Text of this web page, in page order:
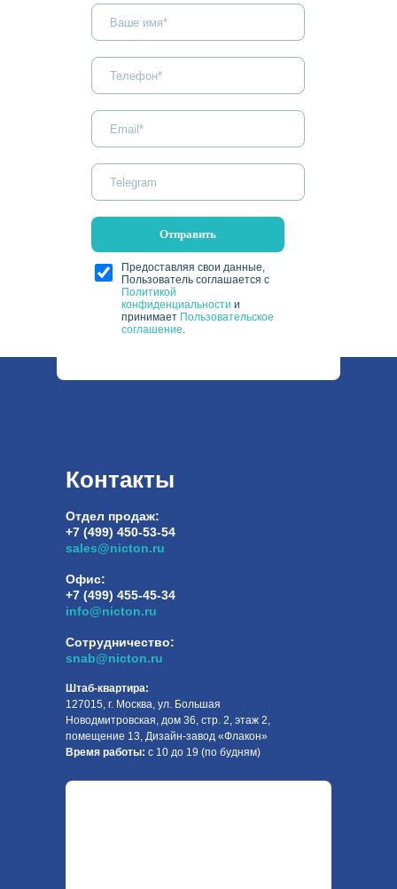
Отправить
Предоставляя свои данные,
Пользователь соглашается с
Политикой
конфиденциальности и
принимает Пользовательское
соглашение.
Контакты
Отдел продаж:
+7 (499) 450-53-54
sales@nicton.ru
Офис:
+7 (499) 455-45-34
info@nicton.ru
Штаб-квартира:
127015, г. Москва, ул. Большая
Новодмитровская, дом 36, стр. 2, этаж 2,
помещение 13, Дизайн-завод «Флакон»
Время работы: с 10 до 19 (по будням)
Сотрудничество:
snab@nicton.ru